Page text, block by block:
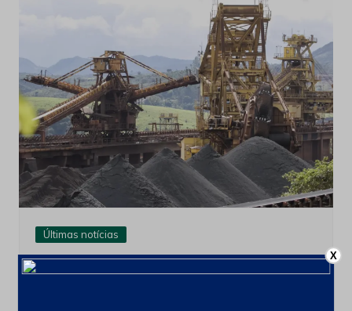
Últimas notícias
CSN Mineração amplia programa de
X